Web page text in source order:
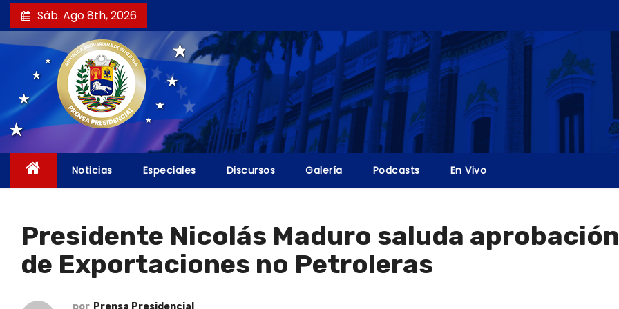
a
l
Sáb. Ago 8th, 2026
Noticias Especiales Discursos Galería Podcasts En Vivo
Presidente Nicolás Maduro saluda
de Exportaciones no Petroleras
por Prensa Presidencial